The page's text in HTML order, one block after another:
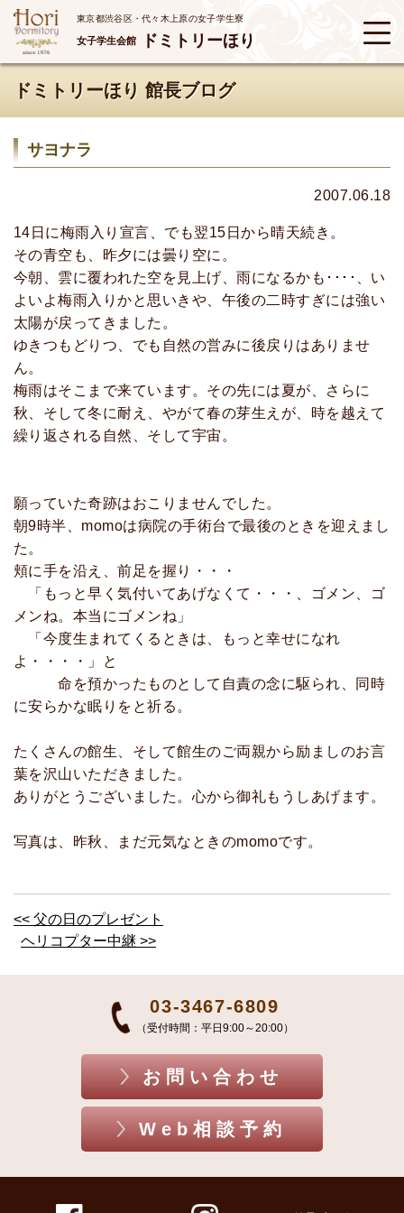
東京都渋谷区・代々木上原の女子学生寮
女子学生会館 ドミトリーほり
ドミトリーほり 館長ブログ
サヨナラ
2007.06.18
14日に梅雨入り宣言、でも翌15日から晴天続き。
その青空も、昨夕には曇り空に。
今朝、雲に覆われた空を見上げ、雨になるかも････、い
よいよ梅雨入りかと思いきや、午後の二時すぎには強い
太陽が戻ってきました。
ゆきつもどりつ、でも自然の営みに後戻りはありませ
ん。
梅雨はそこまで来ています。その先には夏が、さらに
秋、そして冬に耐え、やがて春の芽生えが、時を越えて
繰り返される自然、そして宇宙。
願っていた奇跡はおこりませんでした。
朝9時半、momoは病院の手術台で最後のときを迎えまし
た。
頬に手を沿え、前足を握り・・・
「もっと早く気付いてあげなくて・・・、ゴメン、ゴ
メンね。本当にゴメンね」
「今度生まれてくるときは、もっと幸せになれ
よ・・・・」と
命を預かったものとして自責の念に駆られ、同時
に安らかな眠りをと祈る。
たくさんの館生、そして館生のご両親から励ましのお言
葉を沢山いただきました。
ありがとうございました。心から御礼もうしあげます。
写真は、昨秋、まだ元気なときのmomoです。
<< 父の日のプレゼント
ヘリコプター中継 >>
03-3467-6809
（受付時間：平日9:00～20:00）
お問い合わせ
Web相談予約